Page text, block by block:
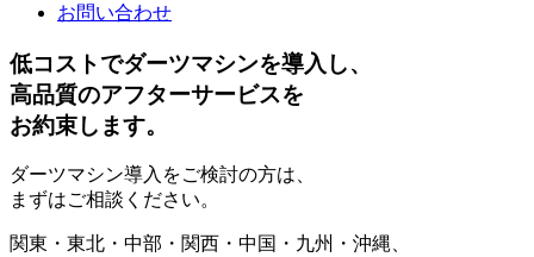
お問い合わせ
低コストでダーツマシンを導入し、
高品質のアフターサービスを
お約束します。
ダーツマシン導入をご検討の方は、
まずはご相談ください。
関東・東北・中部・関西・中国・九州・沖縄、